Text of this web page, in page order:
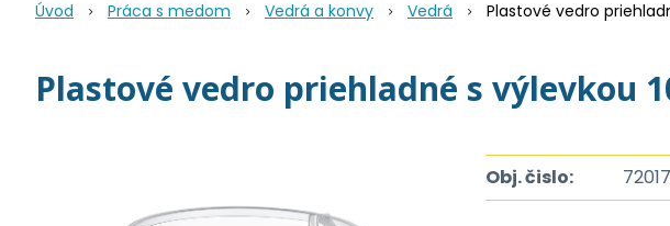
Úvod Práca s medom Vedrá a konvy Vedrá Plastové vedro
Plastové vedro priehladné s výlevkou
Obj. čislo: